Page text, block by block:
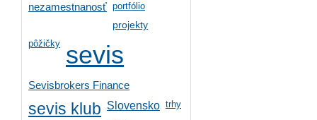
nezamestnanosť portfólio
projekty
pôžičky sevis
Sevisbrokers Finance
sevis klub Slovensko trhy